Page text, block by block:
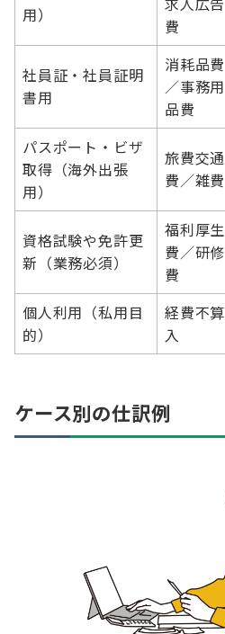
用）
費
社員証・社員証明
書用
消耗品費
／事務用
品費
パスポート・ビザ
取得（海外出張
用）
旅費交通
費／雑費
資格試験や免許更
新（業務必須）
福利厚生
費／研修
費
個人利用（私用目
的）
経費不算
入
ケース別の仕訳例